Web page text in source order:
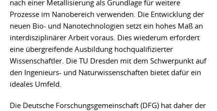
nach einer Metallisierung als Grundlage für weitere
Prozesse im Nanobereich verwenden. Die Entwicklung der
neuen Bio- und Nanotechnologien setzt ein hohes Maß an
interdisziplinärer Arbeit voraus. Dies wiederum erfordert
eine übergreifende Ausbildung hochqualifizierter
Wissenschaftler. Die TU Dresden mit dem Schwerpunkt auf
den Ingenieurs- und Naturwissenschaften bietet dafür ein
ideales Umfeld.
Die Deutsche Forschungsgemeinschaft (DFG) hat daher der